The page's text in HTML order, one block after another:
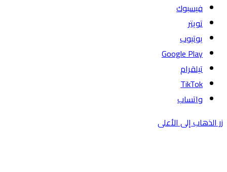
فيسبوك
تويتر
يوتيوب
تيلقرام
TikTok
واتساب
زر الذهاب إلى الأعلى